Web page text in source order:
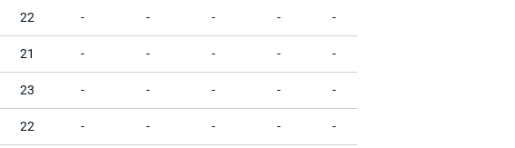
22 - - - - -
21 - - - - -
23 - - - - -
22 - - - - -